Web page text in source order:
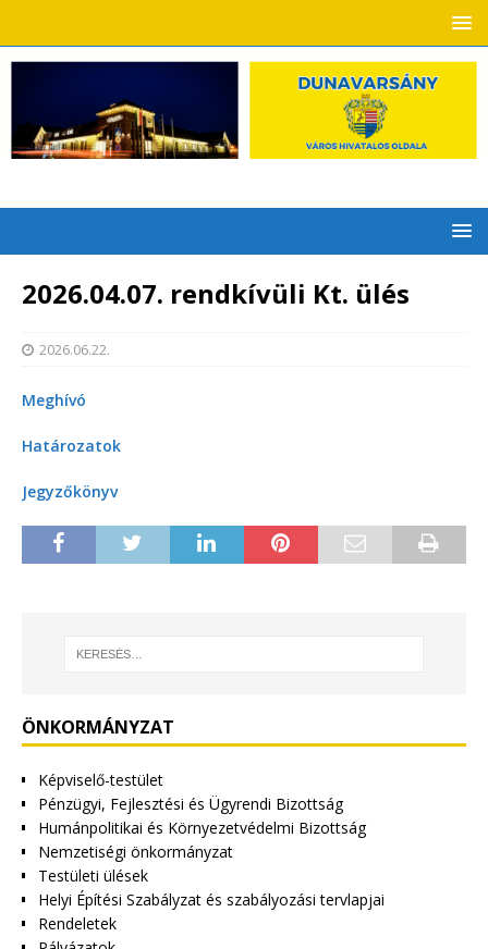
2026.04.07. rendkívüli Kt. ülés
2026.06.22.
Meghívó
Határozatok
Jegyzőkönyv
ÖNKORMÁNYZAT
Képviselő-testület
Pénzügyi, Fejlesztési és Ügyrendi Bizottság
Humánpolitikai és Környezetvédelmi Bizottság
Nemzetiségi önkormányzat
Testületi ülések
Helyi Építési Szabályzat és szabályozási tervlapjai
Rendeletek